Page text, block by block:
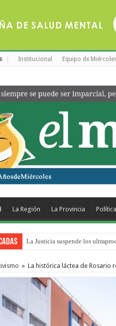
Institucional Equipo de
La Región La Provincia Política
La Justicia suspende los
Se presentará la obra “La Runfla
» La histórica láctea de Rosario